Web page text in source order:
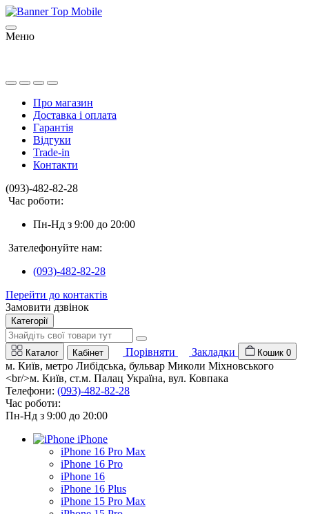
Меню
Про магазин
Доставка і оплата
Гарантія
Відгуки
Trade-in
Контакти
(093)-482-82-28
Час роботи:
Пн-Нд з 9:00 до 20:00
Зателефонуйте нам:
(093)-482-82-28
Перейти до контактів
Замовити дзвінок
Категорії
Каталог Кабінет Порівняти Закладки Кошик 0
м. Київ, метро Либідська, бульвар Миколи Міхновського
<br/>м. Київ, ст.м. Палац Україна, вул. Ковпака
Телефони: (093)-482-82-28
Час роботи:
Пн-Нд з 9:00 до 20:00
iPhone
iPhone 16 Pro Max
iPhone 16 Pro
iPhone 16
iPhone 16 Plus
iPhone 15 Pro Max